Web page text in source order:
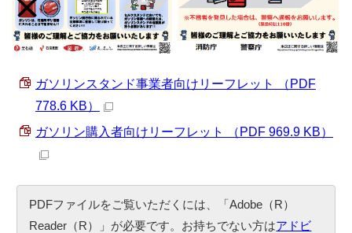
ガソリンスタンド事業者向けリーフレット （PDF
778.6 KB）
ガソリン購入者向けリーフレット （PDF 969.9 KB）
PDFファイルをご覧いただくには、「Adobe（R）
Reader（R）」が必要です。お持ちでない方はアドビ